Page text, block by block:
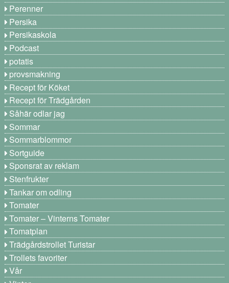
Perenner
Persika
Persikaskola
Podcast
potatis
provsmakning
Recept för Köket
Recept för Trädgården
Såhär odlar jag
Sommar
Sommarblommor
Sortguide
Sponsrat av reklam
Stenfrukter
Tankar om odling
Tomater
Tomater – Vinterns Tomater
Tomatplan
Trädgårdstrollet Turistar
Trollets favoriter
Vår